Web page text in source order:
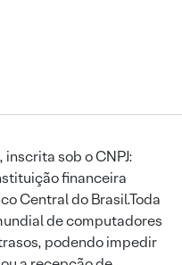
sob o CNPJ:
financeira
Central do Brasil.Toda
de computadores
podendo impedir